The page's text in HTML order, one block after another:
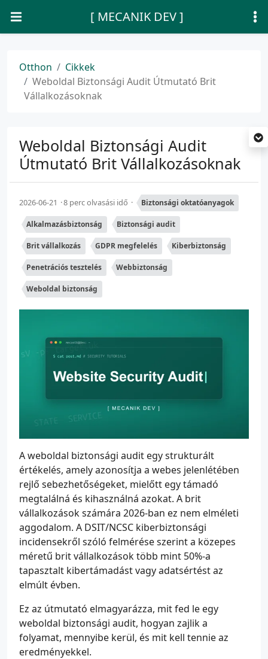
[ MECANIK DEV ]
Otthon
Cikkek
Weboldal Biztonsági Audit Útmutató Brit
Vállalkozásoknak
Weboldal Biztonsági Audit
Útmutató Brit Vállalkozásoknak
2026-06-21 8 perc olvasási idő Biztonsági oktatóanyagok
Alkalmazásbiztonság Biztonsági audit
Brit vállalkozás GDPR megfelelés Kiberbiztonság
Penetrációs tesztelés Webbiztonság
Weboldal biztonság
A weboldal biztonsági audit egy strukturált
értékelés, amely azonosítja a webes jelenlétében
rejlő sebezhetőségeket, mielőtt egy támadó
megtalálná és kihasználná azokat. A brit
vállalkozások számára 2026-ban ez nem elméleti
aggodalom. A DSIT/NCSC kiberbiztonsági
incidensekről szóló felmérése szerint a közepes
méretű brit vállalkozások több mint 50%-a
tapasztalt kibertámadást vagy adatsértést az
elmúlt évben.
Ez az útmutató elmagyarázza, mit fed le egy
weboldal biztonsági audit, hogyan zajlik a
folyamat, mennyibe kerül, és mit kell tennie az
eredményekkel.